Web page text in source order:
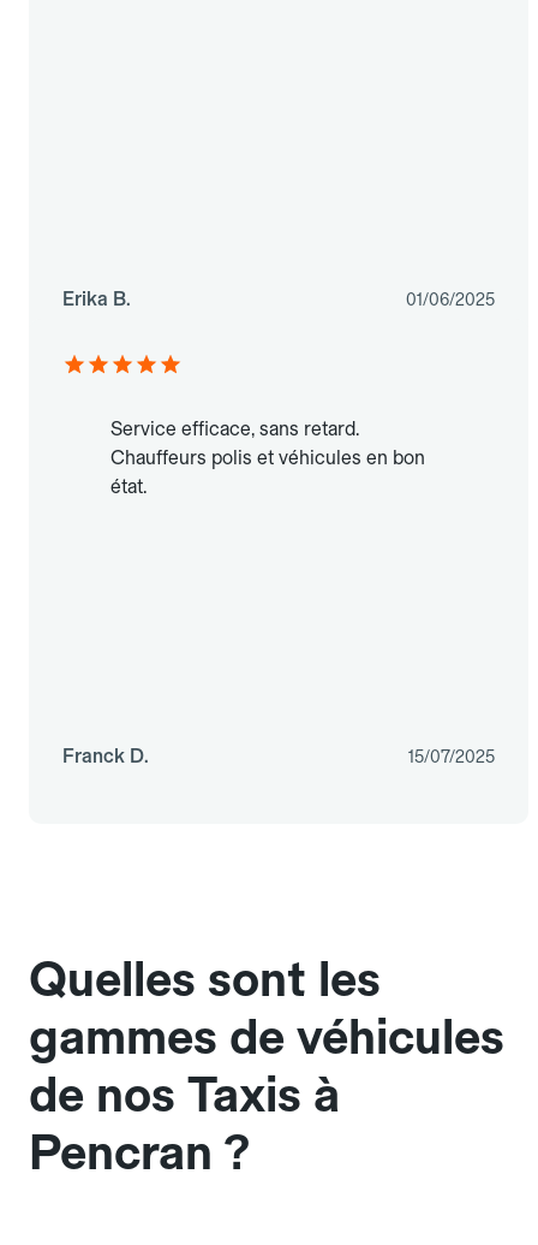
Erika B. 01/06/2025
Service efficace, sans retard.
Chauffeurs polis et véhicules en bon
état.
Franck D. 15/07/2025
Quelles sont les
gammes de véhicules
de nos Taxis à
Pencran ?